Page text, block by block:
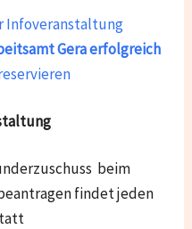
Infoveranstaltung
Geraerfolgreich
beim
findet jeden